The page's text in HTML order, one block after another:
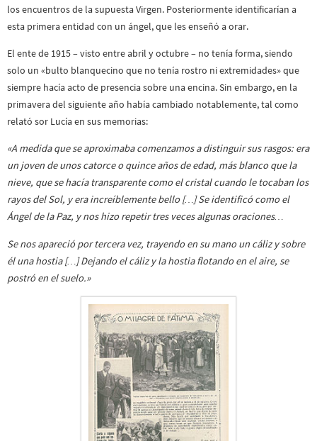
los encuentros de la supuesta Virgen. Posteriormente identificarían a
esta primera entidad con un ángel, que les enseñó a orar.
El ente de 1915 – visto entre abril y octubre – no tenía forma, siendo
solo un «bulto blanquecino que no tenía rostro ni extremidades» que
siempre hacía acto de presencia sobre una encina. Sin embargo, en la
primavera del siguiente año había cambiado notablemente, tal como
relató sor Lucía en sus memorias:
«A medida que se aproximaba comenzamos a distinguir sus rasgos: era
un joven de unos catorce o quince años de edad, más blanco que la
nieve, que se hacía transparente como el cristal cuando le tocaban los
rayos del Sol, y era increíblemente bello […] Se identificó como el
Ángel de la Paz, y nos hizo repetir tres veces algunas oraciones…
Se nos apareció por tercera vez, trayendo en su mano un cáliz y sobre
él una hostia […] Dejando el cáliz y la hostia flotando en el aire, se
postró en el suelo.»